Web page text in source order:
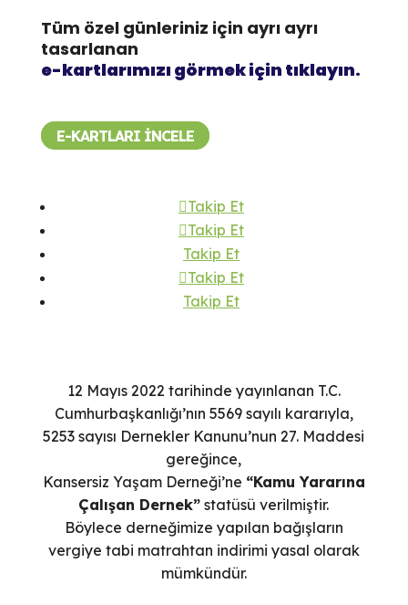
Tüm özel günleriniz için ayrı ayrı
tasarlanan
e-kartlarımızı görmek için tıklayın.
E-KARTLARI İNCELE
Takip Et
Takip Et
Takip Et
Takip Et
Takip Et
12 Mayıs 2022 tarihinde yayınlanan T.C.
Cumhurbaşkanlığı’nın 5569 sayılı kararıyla,
5253 sayısı Dernekler Kanunu’nun 27. Maddesi
gereğince,
Kansersiz Yaşam Derneği’ne “Kamu Yararına
Çalışan Dernek” statüsü verilmiştir.
Böylece derneğimize yapılan bağışların
vergiye tabi matrahtan indirimi yasal olarak
mümkündür.